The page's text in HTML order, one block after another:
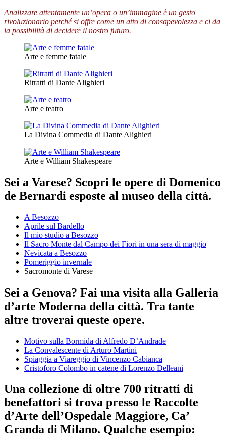
Analizzare attentamente un’opera o un’immagine è un gesto
rivoluzionario perché si offre come un atto di consapevolezza e ci da
la possibilità di decidere il nostro futuro.
Arte e femme fatale
Ritratti di Dante Alighieri
Arte e teatro
La Divina Commedia di Dante Alighieri
Arte e William Shakespeare
Sei a Varese? Scopri le opere di Domenico
de Bernardi esposte al museo della città.
A Besozzo
Aprile sul Bardello
Il mio studio a Besozzo
Il Sacro Monte dal Campo dei Fiori in una sera di maggio
Nevicata a Besozzo
Pomeriggio invernale
Sacromonte di Varese
Sei a Genova? Fai una visita alla Galleria
d’arte Moderna della città. Tra tante
altre troverai queste opere.
Motivo sulla Bormida di Alfredo D’Andrade
La Convalescente di Arturo Martini
Spiaggia a Viareggio di Vincenzo Cabianca
Cristoforo Colombo in catene di Lorenzo Delleani
Una collezione di oltre 700 ritratti di
benefattori si trova presso le Raccolte
d’Arte dell’Ospedale Maggiore, Ca’
Granda di Milano. Qualche esempio: